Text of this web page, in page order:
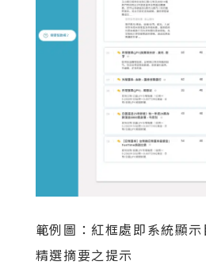
範例圖：紅框處即系統顯
精選摘要之提示